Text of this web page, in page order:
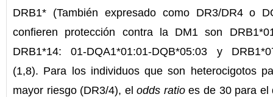
DRB1* (También expresado como DR3/DR4 o
confieren protección contra la DM1 son
DRB1*14: 01-DQA1*01:01-DQB*05:03 y
(1,8). Para los individuos que son heterocigotos
mayor riesgo (DR3/4), elodds ratioes de 30 para el